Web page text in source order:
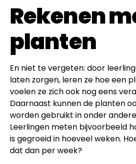
Rekenen
planten
En niet te vergeten: door
laten zorgen, leren ze hoe een
voelen ze zich ook nog eens
Daarnaast kunnen de planten
worden gebruikt in onder
Leerlingen meten bijvoorbeeld
is gegroeid in hoeveel weken.
dat dan per week?